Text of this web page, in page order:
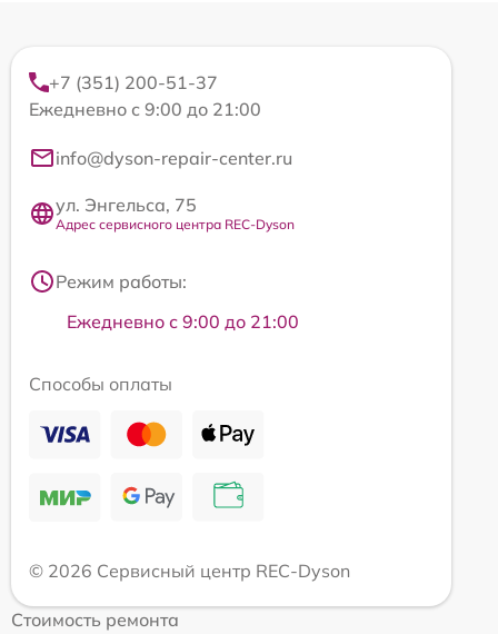
+7 (351) 200-51-37
Ежедневно с 9:00 до 21:00
info@dyson-repair-center.ru
ул. Энгельса, 75
Адрес сервисного центра REC-Dyson
Режим работы:
Ежедневно с 9:00 до 21:00
Способы оплаты
© 2026 Сервисный центр REC-Dyson
Стоимость ремонта